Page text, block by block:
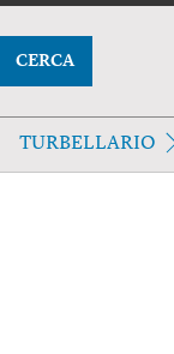
CERCA
TURBELLARIO